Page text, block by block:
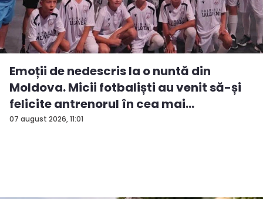
07 august 2026, 11:01
Emoții de nedescris la o nuntă din
Moldova. Micii fotbaliști au venit să-și
felicite antrenorul în cea mai
importan...